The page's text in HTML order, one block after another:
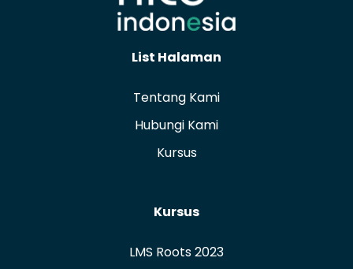
List Halaman
Tentang Kami
Hubungi Kami
Kursus
Kursus
LMS Roots 2023